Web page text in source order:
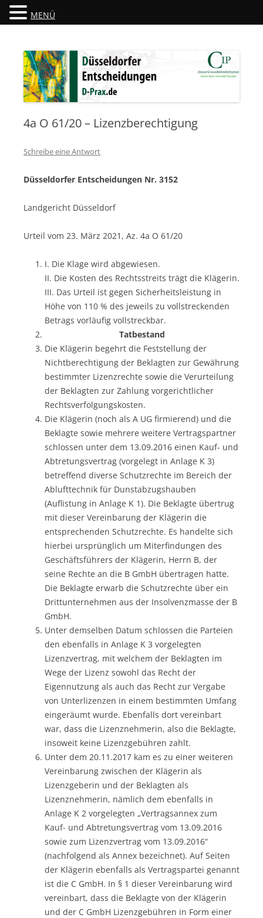
Düsseldorfer Entscheidungen
4a O 61/20 – Lizenzberechtigung
Schreibe eine Antwort
Düsseldorfer Entscheidungen Nr. 3152
Landgericht Düsseldorf
Urteil vom 23. März 2021, Az. 4a O 61/20
I. Die Klage wird abgewiesen.
II. Die Kosten des Rechtsstreits trägt die Klägerin.
III. Das Urteil ist gegen Sicherheitsleistung in
Höhe von 110 % des jeweils zu vollstreckenden
Betrags vorläufig vollstreckbar.
Tatbestand
Die Klägerin begehrt die Feststellung der
Nichtberechtigung der Beklagten zur Gewährung
bestimmter Lizenzrechte sowie die Verurteilung
der Beklagten zur Zahlung vorgerichtlicher
Rechtsverfolgungskosten.
Die Klägerin (noch als A UG firmierend) und die
Beklagte sowie mehrere weitere Vertragspartner
schlossen unter dem 13.09.2016 einen Kauf- und
Abtretungsvertrag (vorgelegt in Anlage K 3)
betreffend diverse Schutzrechte im Bereich der
Ablufttechnik für Dunstabzugshauben
(Auflistung in Anlage K 1). Die Beklagte übertrug
mit dieser Vereinbarung der Klägerin die
entsprechenden Schutzrechte. Es handelte sich
hierbei ursprünglich um Miterfindungen des
Geschäftsführers der Klägerin, Herrn B, der
seine Rechte an die B GmbH übertragen hatte.
Die Beklagte erwarb die Schutzrechte über ein
Drittunternehmen aus der Insolvenzmasse der B
GmbH.
Unter demselben Datum schlossen die Parteien
den ebenfalls in Anlage K 3 vorgelegten
Lizenzvertrag, mit welchem der Beklagten im
Wege der Lizenz sowohl das Recht der
Eigennutzung als auch das Recht zur Vergabe
von Unterlizenzen in einem bestimmten Umfang
eingeräumt wurde. Ebenfalls dort vereinbart
war, dass die Lizenznehmerin, also die Beklagte,
insoweit keine Lizenzgebühren zahlt.
Unter dem 20.11.2017 kam es zu einer weiteren
Vereinbarung zwischen der Klägerin als
Lizenzgeberin und der Beklagten als
Lizenznehmerin, nämlich dem ebenfalls in
Anlage K 2 vorgelegten „Vertragsannex zum
Kauf- und Abtretungsvertrag vom 13.09.2016
sowie zum Lizenzvertrag vom 13.09.2016“
(nachfolgend als Annex bezeichnet). Auf Seiten
der Klägerin ebenfalls als Vertragspartei genannt
ist die C GmbH. In § 1 dieser Vereinbarung wird
vereinbart, dass die Beklagte von der Klägerin
und der C GmbH Lizenzgebühren in Form einer
MENÜ